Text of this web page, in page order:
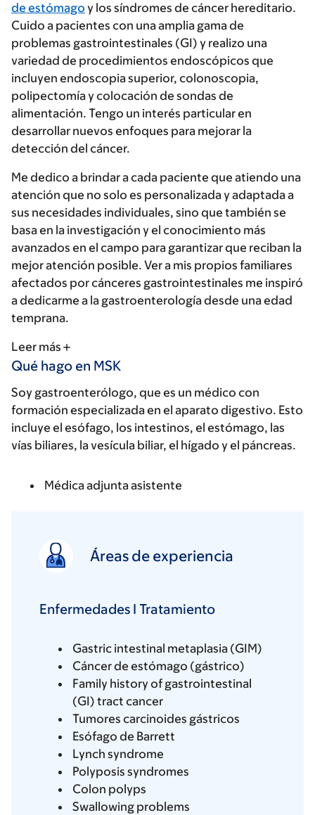
de estómago y los síndromes de cáncer hereditario.
Cuido a pacientes con una amplia gama de
problemas gastrointestinales (GI) y realizo una
variedad de procedimientos endoscópicos que
incluyen endoscopia superior, colonoscopia,
polipectomía y colocación de sondas de
alimentación. Tengo un interés particular en
desarrollar nuevos enfoques para mejorar la
detección del cáncer.
Me dedico a brindar a cada paciente que atiendo una
atención que no solo es personalizada y adaptada a
sus necesidades individuales, sino que también se
basa en la investigación y el conocimiento más
avanzados en el campo para garantizar que reciban la
mejor atención posible. Ver a mis propios familiares
afectados por cánceres gastrointestinales me inspiró
a dedicarme a la gastroenterología desde una edad
temprana.
Leer más
Qué hago en MSK
Soy gastroenterólogo, que es un médico con
formación especializada en el aparato digestivo. Esto
incluye el esófago, los intestinos, el estómago, las
vías biliares, la vesícula biliar, el hígado y el páncreas.
Médica adjunta asistente
Áreas de experiencia
Enfermedades I Tratamiento
Gastric intestinal metaplasia (GIM)
Cáncer de estómago (gástrico)
Family history of gastrointestinal
(GI) tract cancer
Tumores carcinoides gástricos
Esófago de Barrett
Lynch syndrome
Polyposis syndromes
Colon polyps
Swallowing problems